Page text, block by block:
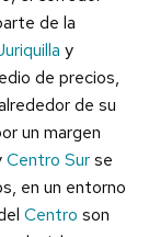
de la
y
de precios,
de su
un margen
Centro Surse
en un entorno
Centro son